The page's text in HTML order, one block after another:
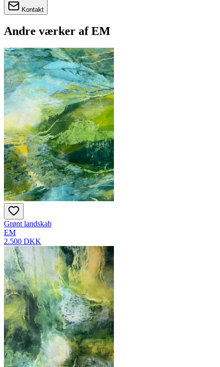
Kontakt
Andre værker afEM
Grønt landskab
EM
2.500 DKK